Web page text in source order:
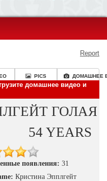
Report
PICS ДОМАШНЕЕ
домашнее видео и
ГОЛАЯ
54 YEARS
появления: 31
Кристина Эпплгейт